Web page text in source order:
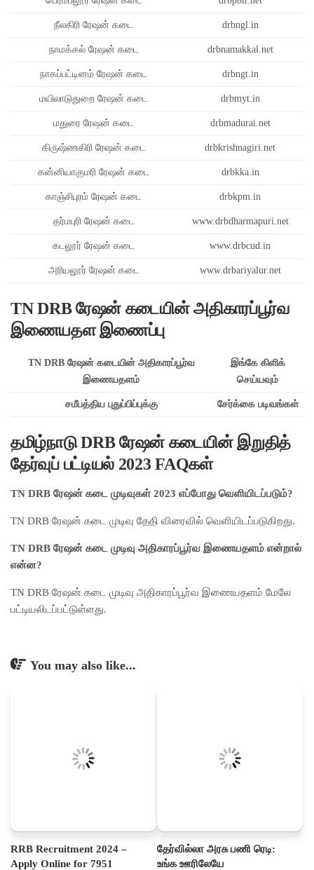
நீலகிரி ரேஷன் கடை drbngl.in
நாமக்கல் ரேஷன் கடை drbnamakkal.net
நாகப்பட்டினம் ரேஷன் கடை drbngt.in
மயிலாடுதுறை ரேஷன் கடை drbmyt.in
மதுரை ரேஷன் கடை drbmadurai.net
கிருஷ்ணகிரி ரேஷன் கடை drbkrishnagiri.net
கன்னியாகுமரி ரேஷன் கடை drbkka.in
காஞ்சிபுரம் ரேஷன் கடை drbkpm.in
தர்மபுரி ரேஷன் கடை www.drbdharmapuri.net
கடலூர் ரேஷன் கடை www.drbcud.in
அரியலூர் ரேஷன் கடை www.drbariyalur.net
TN DRB ரேஷன் கடையின் அதிகாரப்பூர்வ
இணையதள இணைப்பு
TN DRB ரேஷன் கடையின் அதிகாரப்பூர்வ
இணையதளம்
இங்கே கிளிக்
செய்யவும்
சமீபத்திய புதுப்பிப்புக்கு சேர்க்கை படிவங்கள்
தமிழ்நாடு DRB ரேஷன் கடையின் இறுதித்
தேர்வுப் பட்டியல் 2023 FAQகள்
TN DRB ரேஷன் கடை முடிவுகள் 2023 எப்போது வெளியிடப்படும்?
TN DRB ரேஷன் கடை முடிவு தேதி விரைவில் வெளியிடப்படுகிறது.
TN DRB ரேஷன் கடை முடிவு அதிகாரப்பூர்வ இணையதளம் என்றால்
என்ன?
TN DRB ரேஷன் கடை முடிவு அதிகாரப்பூர்வ இணையதளம் மேலே
பட்டியலிடப்பட்டுள்ளது.
You may also like...
RRB Recruitment 2024 –
Apply Online for 7951
தேர்வில்லா அரசு பணி ரெடி:
உங்க ஊரிலேயே